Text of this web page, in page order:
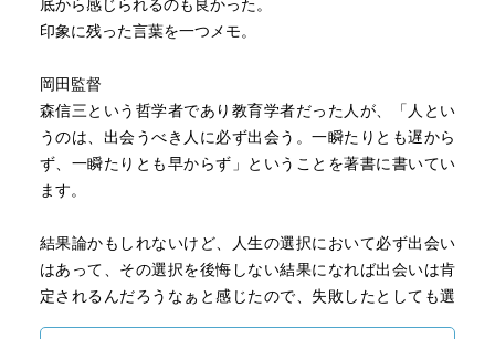
底から感じられるのも良かった。
印象に残った言葉を一つメモ。
岡田監督
森信三という哲学者であり教育学者だった人が、「人とい
うのは、出会うべき人に必ず出会う。一瞬たりとも遅から
ず、一瞬たりとも早からず」ということを著書に書いてい
ます。
結果論かもしれないけど、人生の選択において必ず出会い
はあって、その選択を後悔しない結果になれば出会いは肯
定されるんだろうなぁと感じたので、失敗したとしても選